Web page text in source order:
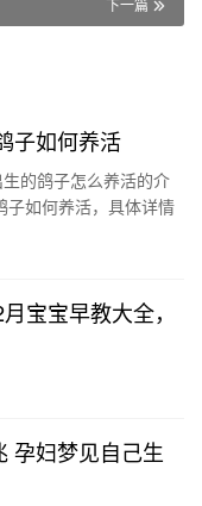
下一篇
子如何养活
的鸽子怎么养活的介
子如何养活，具体详情
宝宝早教大全，
孕妇梦见自己生